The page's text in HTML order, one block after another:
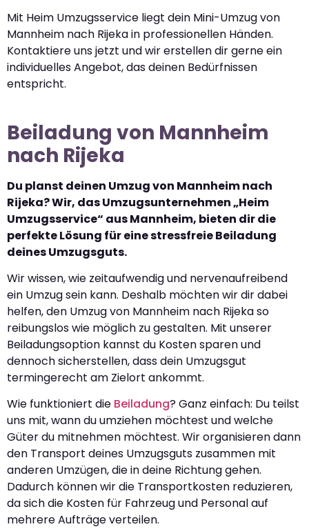
Mit Heim Umzugsservice liegt dein Mini-Umzug von
Mannheim nach Rijeka in professionellen Händen.
Kontaktiere uns jetzt und wir erstellen dir gerne ein
individuelles Angebot, das deinen Bedürfnissen
entspricht.
Beiladung von Mannheim
nach Rijeka
Du planst deinen Umzug von Mannheim nach
Rijeka? Wir, das Umzugsunternehmen „Heim
Umzugsservice“ aus Mannheim, bieten dir die
perfekte Lösung für eine stressfreie Beiladung
deines Umzugsguts.
Wir wissen, wie zeitaufwendig und nervenaufreibend
ein Umzug sein kann. Deshalb möchten wir dir dabei
helfen, den Umzug von Mannheim nach Rijeka so
reibungslos wie möglich zu gestalten. Mit unserer
Beiladungsoption kannst du Kosten sparen und
dennoch sicherstellen, dass dein Umzugsgut
termingerecht am Zielort ankommt.
Wie funktioniert die Beiladung? Ganz einfach: Du teilst
uns mit, wann du umziehen möchtest und welche
Güter du mitnehmen möchtest. Wir organisieren dann
den Transport deines Umzugsguts zusammen mit
anderen Umzügen, die in deine Richtung gehen.
Dadurch können wir die Transportkosten reduzieren,
da sich die Kosten für Fahrzeug und Personal auf
mehrere Aufträge verteilen.